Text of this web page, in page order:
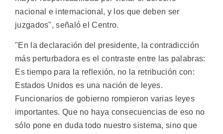
nacional e internacional, y los que deben ser
juzgados", señaló el Centro.
"En la declaración del presidente, la contradicción
más perturbadora es el contraste entre las palabras:
Es tiempo para la reflexión, no la retribución con:
Estados Unidos es una nación de leyes.
Funcionarios de gobierno rompieron varias leyes
importantes. Que no haya consecuencias de eso no
sólo pone en duda todo nuestro sistema, sino que